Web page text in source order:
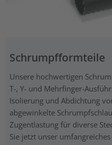
Schrumpfformteile
Unsere hochwertigen
T-, Y- und Mehrfinger-
Isolierung und Abdichtung
abgewinkelte
Zugentlastung für diverse
Sie jetzt unser